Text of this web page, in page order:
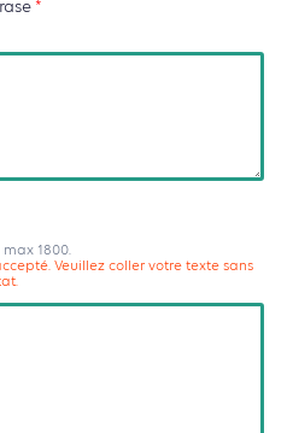
*
1800.
Veuillez coller votre texte sans